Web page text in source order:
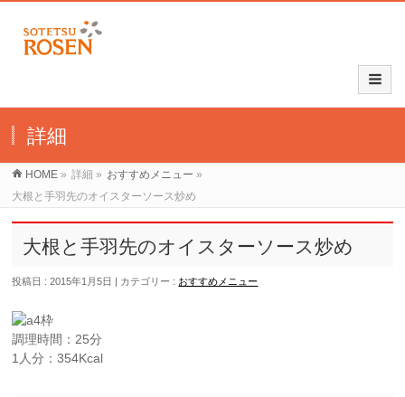
詳細
HOME » 詳細 » おすすめメニュー »
大根と手羽先のオイスターソース炒め
大根と手羽先のオイスターソース炒め
投稿日 : 2015年1月5日 カテゴリー : おすすめメニュー
調理時間：25分
1人分：354Kcal